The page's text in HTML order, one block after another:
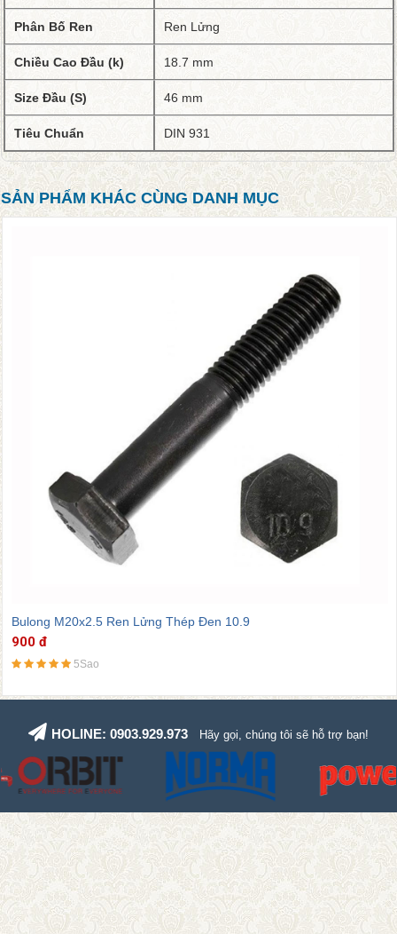
Phân Bố Ren Ren Lửng
Chiều Cao Đầu (k) 18.7 mm
Size Đầu (S) 46 mm
Tiêu Chuẩn DIN 931
SẢN PHẨM KHÁC CÙNG DANH MỤC
Bulong M20x2.5 Ren Lửng Thép Đen 10.9
900 đ
5Sao
HOLINE: 0903.929.973 Hãy gọi, chúng tôi sẽ hỗ trợ bạn!